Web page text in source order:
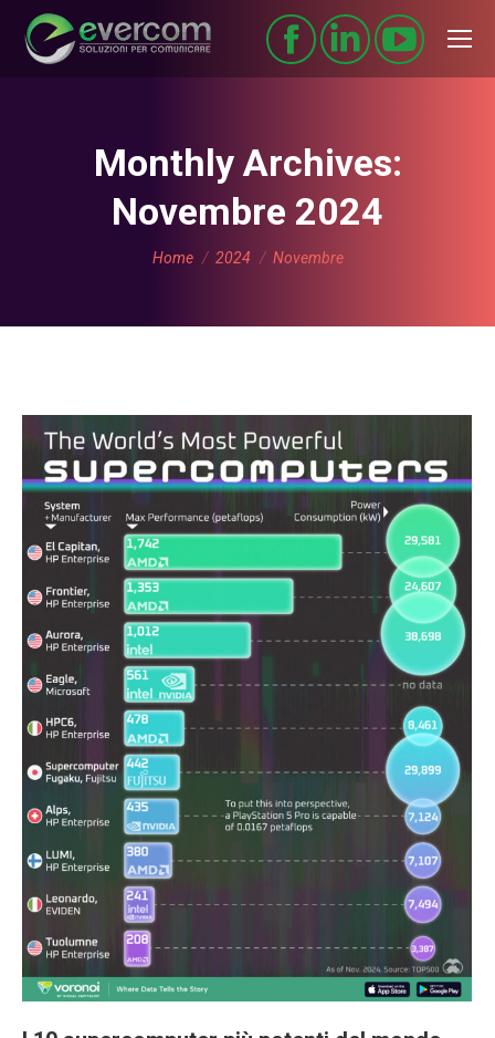
Monthly Archives:
Novembre 2024
You are here:
Home 2024 Novembre